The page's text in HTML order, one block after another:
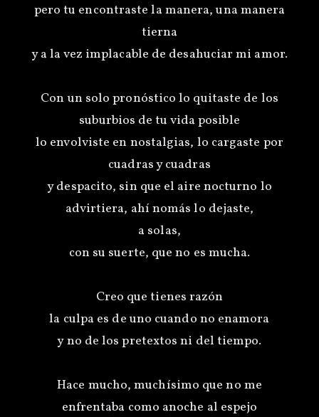
pero tu encontraste la manera, una manera
tierna
y a la vez implacable de desahuciar mi amor.
Con un solo pronóstico lo quitaste de los
suburbios de tu vida posible
lo envolviste en nostalgias, lo cargaste por
cuadras y cuadras
y despacito, sin que el aire nocturno lo
advirtiera, ahí nomás lo dejaste,
a solas,
con su suerte, que no es mucha.
Creo que tienes razón
la culpa es de uno cuando no enamora
y no de los pretextos ni del tiempo.
Hace mucho, muchísimo que no me
enfrentaba como anoche al espejo